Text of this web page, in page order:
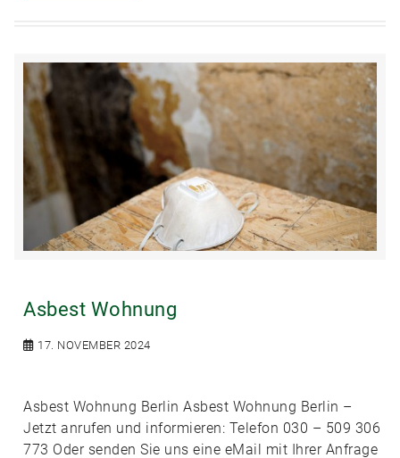
Asbest Wohnung
17. NOVEMBER 2024
Asbest Wohnung Berlin Asbest Wohnung Berlin –
Jetzt anrufen und informieren: Telefon 030 – 509 306
773 Oder senden Sie uns eine eMail mit Ihrer Anfrage